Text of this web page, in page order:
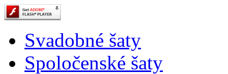
Svadobné šaty
Spoločenské šaty